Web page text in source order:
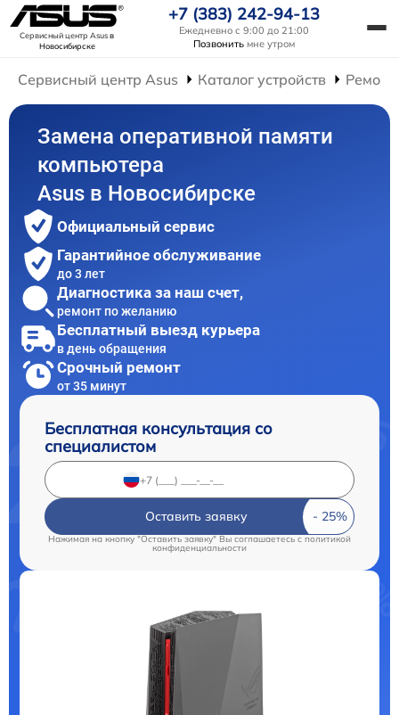
Сервисный центр Asusв
Новосибирске
+7 (383) 242-94-13
Ежедневно с 9:00 до 21:00
Позвонить мне утром
Сервисный центр Asus Каталог устройств
Замена оперативной памяти
компьютера
Asus в Новосибирске
Официальный сервис
Гарантийное обслуживание
до 3 лет
Диагностика за наш счет,
ремонт по желанию
Бесплатный выезд курьера
в день обращения
Срочный ремонт
от 35 минут
Бесплатная консультация со
специалистом
Оставить заявку
Нажимая на кнопку "Оставить заявку" Вы соглашаетесь c политикой
конфиденциальности